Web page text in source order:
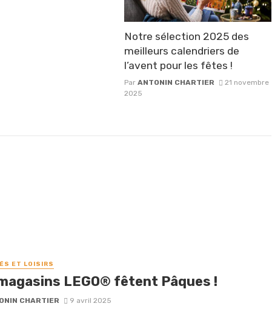
Notre sélection 2025 des
meilleurs calendriers de
l’avent pour les fêtes !
Par ANTONIN CHARTIER
21 novembre
2025
ET LOISIRS
LEGO® fêtent Pâques !
CHARTIER 9 avril 2025